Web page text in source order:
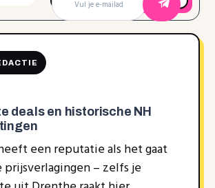
deals en historische NH
een reputatie als het gaat
prijsverlagingen – zelfs je